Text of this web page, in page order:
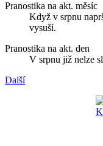
Pranostika na akt. měsíc
Když v srpnu
vysuší.
Pranostika na akt. den
V srpnu již nelze
Další